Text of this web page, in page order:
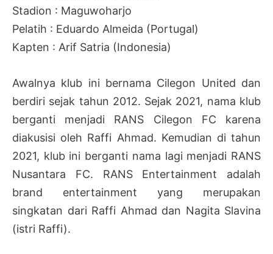
Stadion : Maguwoharjo
Pelatih : Eduardo Almeida (Portugal)
Kapten : Arif Satria (Indonesia)
Awalnya klub ini bernama Cilegon United dan
berdiri sejak tahun 2012. Sejak 2021, nama klub
berganti menjadi RANS Cilegon FC karena
diakusisi oleh Raffi Ahmad. Kemudian di tahun
2021, klub ini berganti nama lagi menjadi RANS
Nusantara FC. RANS Entertainment adalah
brand entertainment yang merupakan
singkatan dari Raffi Ahmad dan Nagita Slavina
(istri Raffi).